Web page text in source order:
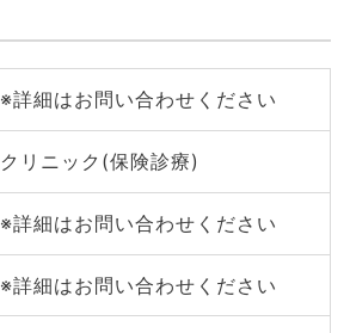
※詳細はお問い合わせください
クリニック(保険診療)
※詳細はお問い合わせください
※詳細はお問い合わせください